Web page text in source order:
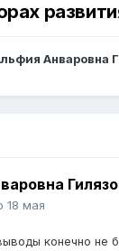
Анваровна
18 мая
конечно не